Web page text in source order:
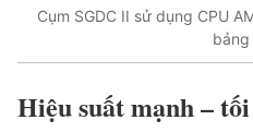
Cụm SGDC II sử dụng CPU
bảng
Hiệu suất mạnh –